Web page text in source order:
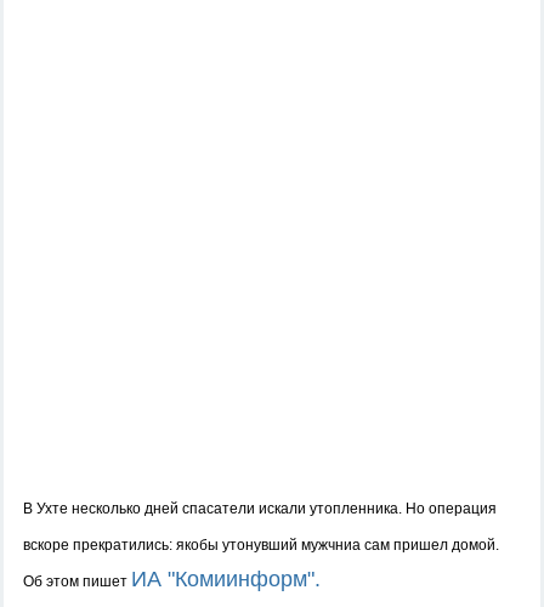
В Ухте несколько дней спасатели искали утопленника. Но операция
вскоре прекратились: якобы утонувший мужчниа сам пришел домой.
Об этом пишет ИА "Комиинформ".